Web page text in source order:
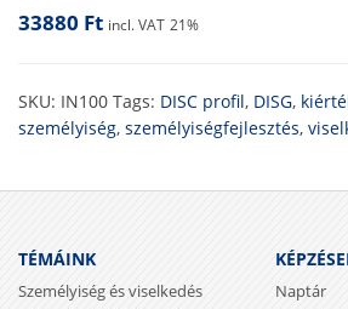
33880 Ft incl. VAT 21%
SKU: IN100 Tags: DISC profil, DISG,
személyiség, személyiségfejlesztés,
TÉMÁINK
Személyiség és viselkedés
Naptár